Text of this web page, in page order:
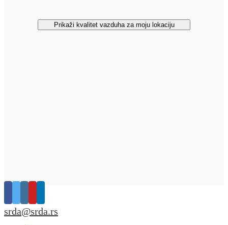
Prikaži kvalitet vazduha za moju lokaciju
srda@srda.rs